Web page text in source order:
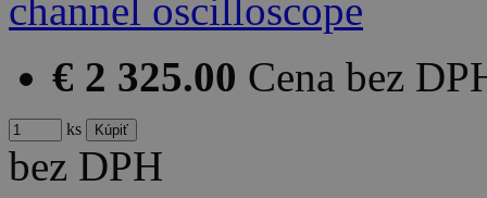
€ 2 325.00 Cena bez
ks
bez DPH